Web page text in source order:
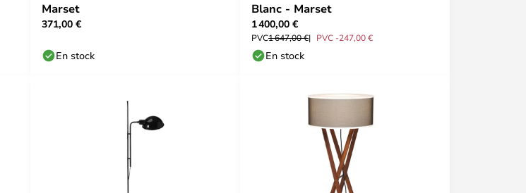
Marset
371,00 €
En stock
Blanc - Marset
1 400,00 €
PVC1 647,00 € PVC -247,00 €
En stock